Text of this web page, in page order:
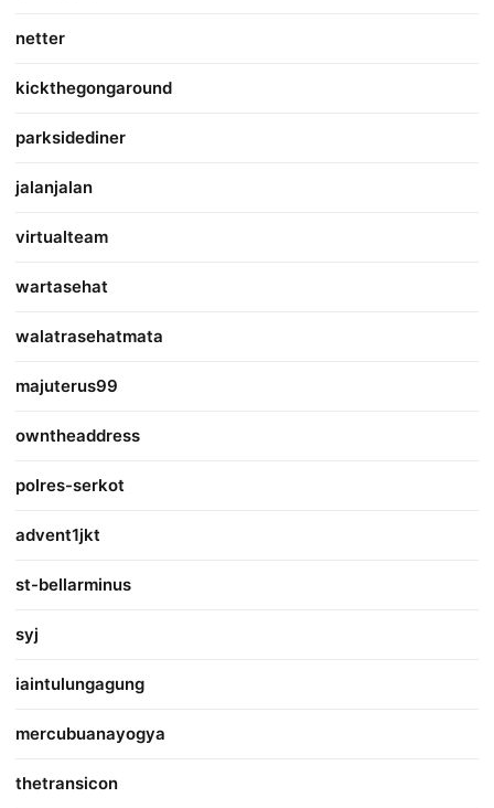
netter
kickthegongaround
parksidediner
jalanjalan
virtualteam
wartasehat
walatrasehatmata
majuterus99
owntheaddress
polres-serkot
advent1jkt
st-bellarminus
syj
iaintulungagung
mercubuanayogya
thetransicon